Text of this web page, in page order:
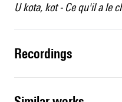
U kota, kot - Ce qu'il a le
recordings